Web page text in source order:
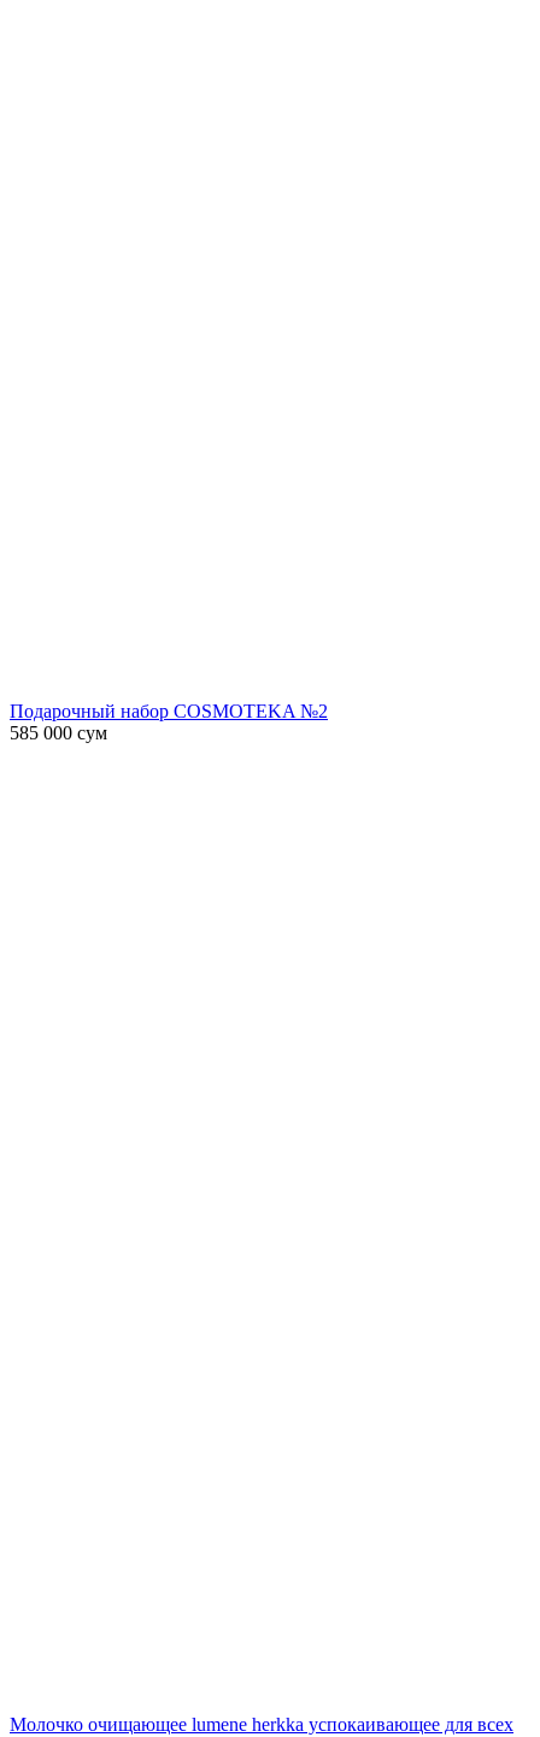
Подарочный набор COSMOTEKA №2
585 000 сум
Молочко очищающее lumene herkka успокаивающее для всех